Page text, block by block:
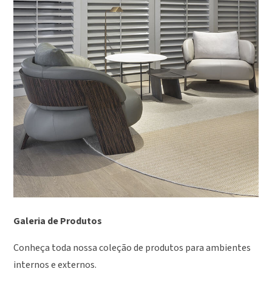
Galeria de Produtos
Conheça toda nossa coleção de produtos para ambientes
internos e externos.